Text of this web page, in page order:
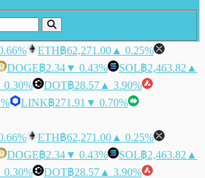
ETH฿62,271.00 ▲ 0.25%
DOGE฿2.34▼ 0.43% SOL฿2,463.82 ▲
DOT฿28.57 ▲ 3.90%
LINK฿271.91 ▼ 0.70%
ETH฿62,271.00 ▲ 0.25%
DOGE฿2.34▼ 0.43% SOL฿2,463.82 ▲
DOT฿28.57 ▲ 3.90%